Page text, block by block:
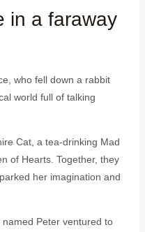
in a faraway
who fell down a rabbit
world full of talking
Cat, a tea-drinking Mad
of Hearts. Together, they
her imagination and
Peter ventured to